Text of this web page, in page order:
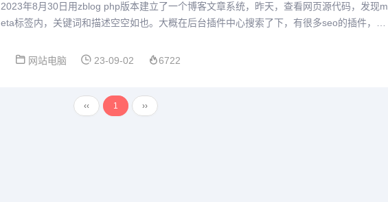
2023年8月30日用zblog php版本建立了一个博客文章系统，昨天，查看网页源代码，发现m
eta标签内，关键词和描述空空如也。大概在后台插件中心搜索了下，有很多seo的插件，不
网站电脑
23-09-02 6722
‹‹ 1 ››